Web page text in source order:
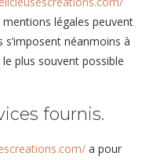
légales peuvent
néanmoins à
le plus souvent possible
fournis.
a pour